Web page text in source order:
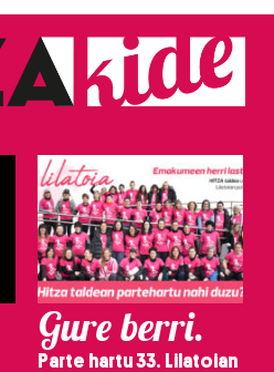
Gure berri.
Parte hartu 33. Lilatoian